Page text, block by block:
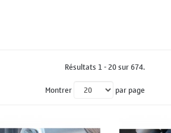
Résultats 1 - 20 sur 674.
Montrer par page